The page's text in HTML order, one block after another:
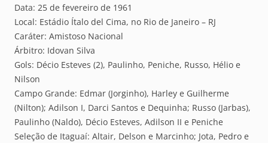
Data: 25 de fevereiro de 1961
Local: Estádio Ítalo del Cima, no Rio de Janeiro – RJ
Caráter: Amistoso Nacional
Árbitro: Idovan Silva
Gols: Décio Esteves (2), Paulinho, Peniche, Russo, Hélio e
Nilson
Campo Grande: Edmar (Jorginho), Harley e Guilherme
(Nilton); Adilson I, Darci Santos e Dequinha; Russo (Jarbas),
Paulinho (Naldo), Décio Esteves, Adilson II e Peniche
Seleção de Itaguaí: Altair, Delson e Marcinho; Jota, Pedro e